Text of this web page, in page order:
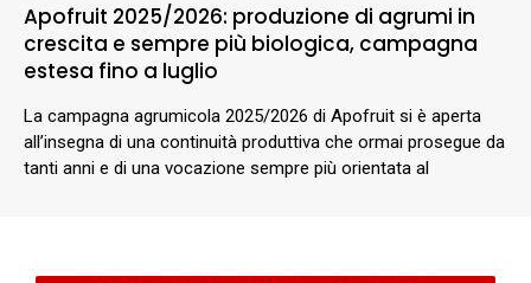
Apofruit 2025/2026: produzione di agrumi in
crescita e sempre più biologica, campagna
estesa fino a luglio
La campagna agrumicola 2025/2026 di Apofruit si è aperta
all’insegna di una continuità produttiva che ormai prosegue da
tanti anni e di una vocazione sempre più orientata al